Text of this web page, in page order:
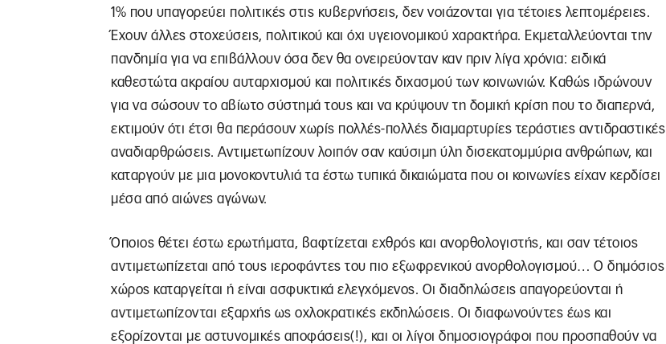
1% που υπαγορεύει πολιτικές στις κυβερνήσεις, δεν νοιάζονται για τέτοιες λεπτομέρειες.
Έχουν άλλες στοχεύσεις, πολιτικού και όχι υγειονομικού χαρακτήρα. Εκμεταλλεύονται την
πανδημία για να επιβάλλουν όσα δεν θα ονειρεύονταν καν πριν λίγα χρόνια: ειδικά
καθεστώτα ακραίου αυταρχισμού και πολιτικές διχασμού των κοινωνιών. Καθώς ιδρώνουν
για να σώσουν το αβίωτο σύστημά τους και να κρύψουν τη δομική κρίση που το διαπερνά,
εκτιμούν ότι έτσι θα περάσουν χωρίς πολλές-πολλές διαμαρτυρίες τεράστιες αντιδραστικές
αναδιαρθρώσεις. Αντιμετωπίζουν λοιπόν σαν καύσιμη ύλη δισεκατομμύρια ανθρώπων, και
καταργούν με μια μονοκοντυλιά τα έστω τυπικά δικαιώματα που οι κοινωνίες είχαν κερδίσει
μέσα από αιώνες αγώνων.
Όποιος θέτει έστω ερωτήματα, βαφτίζεται εχθρός και ανορθολογιστής, και σαν τέτοιος
αντιμετωπίζεται από τους ιεροφάντες του πιο εξωφρενικού ανορθολογισμού… Ο δημόσιος
χώρος καταργείται ή είναι ασφυκτικά ελεγχόμενος. Οι διαδηλώσεις απαγορεύονται ή
αντιμετωπίζονται εξαρχής ως οχλοκρατικές εκδηλώσεις. Οι διαφωνούντες έως και
εξορίζονται με αστυνομικές αποφάσεις(!), και οι λίγοι δημοσιογράφοι που προσπαθούν να